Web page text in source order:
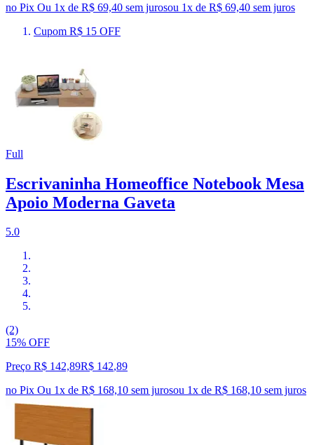
no Pix Ou 1x de R$ 69,40 sem jurosou 1x de R$ 69,40 sem juros
Cupom R$ 15 OFF
Full
Escrivaninha Homeoffice Notebook Mesa
Apoio Moderna Gaveta
5.0
(2)
15% OFF
Preço R$ 142,89R$ 142,89
no Pix Ou 1x de R$ 168,10 sem jurosou 1x de R$ 168,10 sem juros